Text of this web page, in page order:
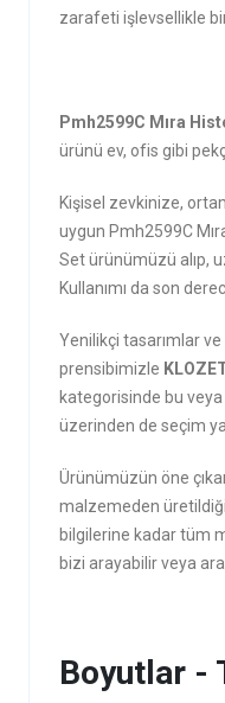
zarafeti işlevsellikle
Pmh2599C Mıra
ürünü ev, ofis gibi
Kişisel zevkinize,
uygun Pmh2599C
Set ürünümüzü alıp,
Kullanımı da son
Yenilikçi tasarımlar
prensibimizle
kategorisinde bu
üzerinden de seçim
Ürünümüzün öne
malzemeden
bilgilerine kadar tüm
bizi arayabilir veya
Boyutlar -